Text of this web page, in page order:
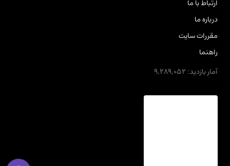
ارتباط با ما
درباره ما
مقررات سایت
راهنما
آمار بازدید: 9,289,052